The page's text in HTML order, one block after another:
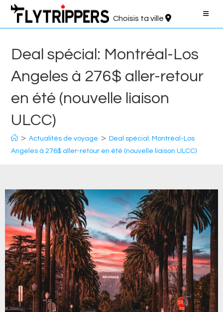
Aller
contenu
Choisis ta ville
Deal spécial: Montréal-Los
Angeles à 276$ aller-retour
en été (nouvelle liaison
ULCC)
> Actualités de voyage > Deal spécial: Montréal-Los
Angeles à 276$ aller-retour en été (nouvelle liaison ULCC)